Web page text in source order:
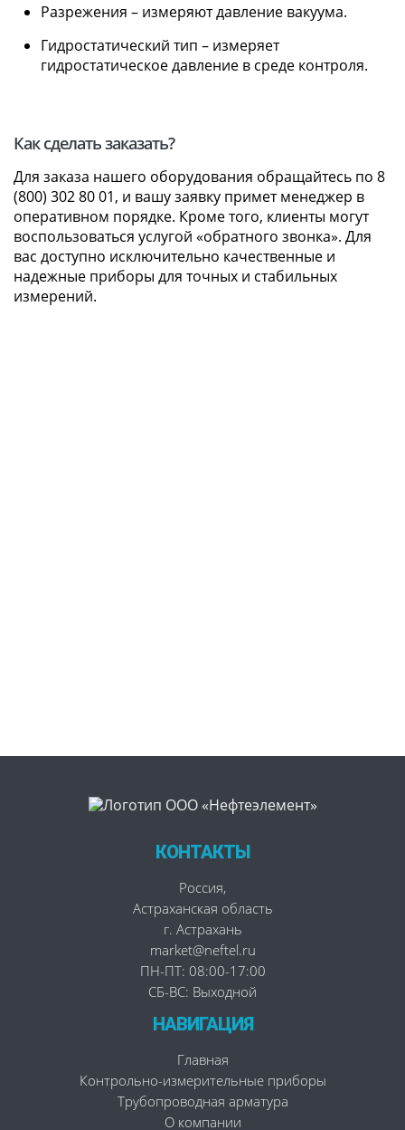
Разрежения – измеряют давление вакуума.
Гидростатический тип – измеряет
гидростатическое давление в среде контроля.
Как сделать заказать?
Для заказа нашего оборудования обращайтесь по 8
(800) 302 80 01, и вашу заявку примет менеджер в
оперативном порядке. Кроме того, клиенты могут
воспользоваться услугой «обратного звонка». Для
вас доступно исключительно качественные и
надежные приборы для точных и стабильных
измерений.
КОНТАКТЫ
Россия,
Астраханская область
г. Астрахань
market@neftel.ru
ПН-ПТ: 08:00-17:00
СБ-ВС: Выходной
НАВИГАЦИЯ
Главная
Контрольно-измерительные приборы
Трубопроводная арматура
О компании